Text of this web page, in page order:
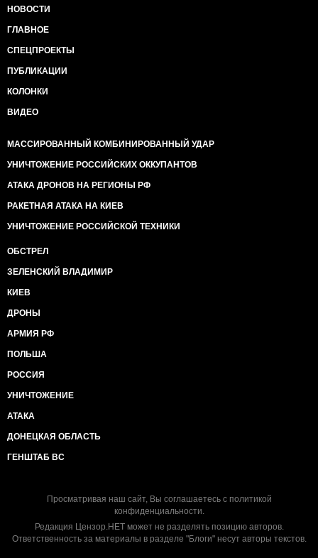
НОВОСТИ
ГЛАВНОЕ
СПЕЦПРОЕКТЫ
ПУБЛИКАЦИИ
КОЛОНКИ
ВИДЕО
МАССИРОВАННЫЙ КОМБИНИРОВАННЫЙ УДАР
УНИЧТОЖЕНИЕ РОССИЙСКИХ ОККУПАНТОВ
АТАКА ДРОНОВ НА РЕГИОНЫ РФ
РАКЕТНАЯ АТАКА НА КИЕВ
УНИЧТОЖЕНИЕ РОССИЙСКОЙ ТЕХНИКИ
ОБСТРЕЛ
ЗЕЛЕНСКИЙ ВЛАДИМИР
КИЕВ
ДРОНЫ
АРМИЯ РФ
ПОЛЬША
РОССИЯ
УНИЧТОЖЕНИЕ
АТАКА
ДОНЕЦКАЯ ОБЛАСТЬ
ГЕНШТАБ ВС
Просматривая наш сайт, Вы соглашаетесь с политикой
конфиденциальности.
Редакция Цензор.НЕТ может не разделять позицию авторов.
Ответственность за материалы в разделе "Блоги" несут авторы текстов.